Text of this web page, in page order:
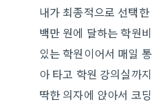
내가 최종적으로 선택
백만 원에 달하는 학원
있는 학원이어서 매일
아 타고 학원 강의실까
딱한 의자에 앉아서 코